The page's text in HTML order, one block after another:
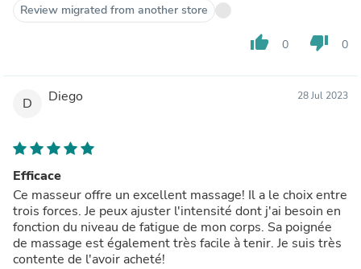
Review migrated from another store
thumb_up 0 thumb_down 0
D Diego 28 Jul 2023
Efficace
Ce masseur offre un excellent massage! Il a le choix entre
trois forces. Je peux ajuster l'intensité dont j'ai besoin en
fonction du niveau de fatigue de mon corps. Sa poignée
de massage est également très facile à tenir. Je suis très
contente de l'avoir acheté!